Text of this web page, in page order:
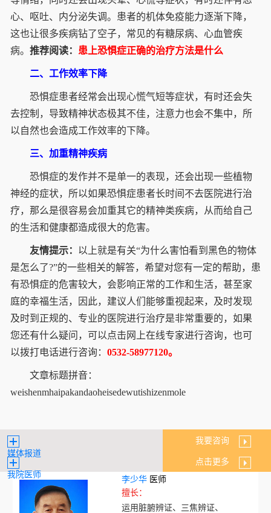
心、呕吐、内分泌失调。患者的机体免疫能力逐渐下降，
这也让很多疾病钻了空子，常见的有糖尿病、心血管疾
病。 推荐阅读： 患上恐惧症正确的治疗方法是什么
二、工作效率下降
恐惧症患者经常会出现心慌气短等症状，有时还会失
去控制，导致精神状态极其不佳，注意力也会不集中，所
以自然也会造成工作效率的下降。
三、加重精神疾病
恐惧症的发作并不是单一的表现，还会出现一些植物
神经的症状，所以如果恐惧症患者长时间不去医院进行治
疗，那么是很容易会加重其它的精神类疾病，从而给自己
的生活和健康都造成很大的危害。
友情提示： 以上就是有关“为什么害怕看到黑色的物体
是怎么了?”的一些相关的解答，希望对您有一定的帮助，患
有恐惧症的危害较大，会影响正常的工作和生活，甚至家
庭的幸福生活，因此，建议人们能够重视起来，及时发现
及时到正规的、专业的医院进行治疗是非常重要的，如果
您还有什么疑问，可以点击网上在线专家进行咨询，也可
以拨打电话进行咨询： 0532-58977120。
文章标题拼音：
weishenmhaipakandaoheisedewutishizenmole
媒体报道
我要咨询
我院医师
点击更多
李少华 医师
擅长：
运用脏腑辨证、三焦辨证、